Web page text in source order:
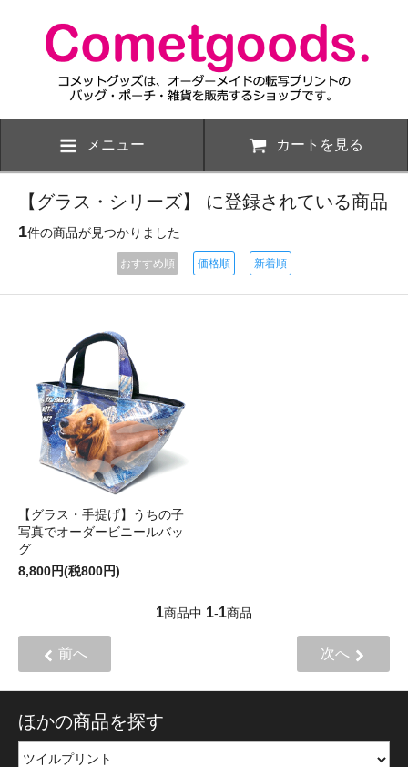
メニュー カートを見る
【グラス・シリーズ】 に登録されている商品
1件の商品が見つかりました
おすすめ順 価格順 新着順
【グラス・手提げ】うちの子
写真でオーダービニールバッ
グ
8,800円(税800円)
1商品中 1-1商品
前へ 次へ
ほかの商品を探す